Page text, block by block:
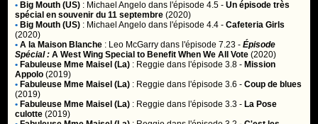
• Big Mouth (US) : Michael Angelo dans l'épisode 4.5 -Un épisode très
spécial en souvenir du 11 septembre (2020)
• Big Mouth (US) : Michael Angelo dans l'épisode 4.4 -Cafeteria Girls
(2020)
• A la Maison Blanche : Leo McGarry dans l'épisode 7.23 -Épisode
Spécial :A West Wing Special to Benefit When We All Vote (2020)
• Fabuleuse Mme Maisel (La) : Reggie dans l'épisode 3.8 - Mission
Appolo (2019)
• Fabuleuse Mme Maisel (La) : Reggie dans l'épisode 3.6 -Coup de blues
(2019)
• Fabuleuse Mme Maisel (La) : Reggie dans l'épisode 3.3 - La Pose
culotte (2019)